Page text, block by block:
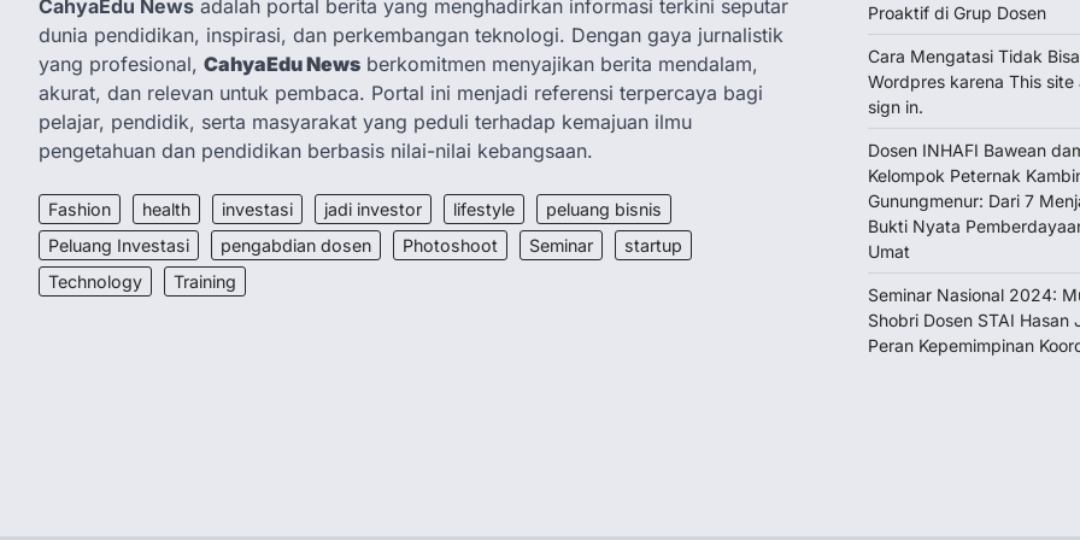
CahyaEdu News adalah portal berita yang menghadirkan informasi terkini seputar
dunia pendidikan, inspirasi, dan perkembangan teknologi. Dengan gaya jurnalistik
yang profesional, CahyaEdu News berkomitmen menyajikan berita mendalam,
akurat, dan relevan untuk pembaca. Portal ini menjadi referensi terpercaya bagi
pelajar, pendidik, serta masyarakat yang peduli terhadap kemajuan ilmu
pengetahuan dan pendidikan berbasis nilai-nilai kebangsaan.
Fashion health investasi jadi investor lifestyle
peluang bisnis
Peluang Investasi
pengabdian dosen Photoshoot Seminar
startup
Technology
Training
Proaktif di Grup Dosen
Cara Mengatasi Tidak
Wordpres karena This
sign in.
Dosen INHAFI Bawean
Kelompok Peternak
Gunungmenur: Dari 7
Bukti Nyata
Umat
Seminar Nasional 2024:
Shobri Dosen STAI Hasan
Peran Kepemimpinan